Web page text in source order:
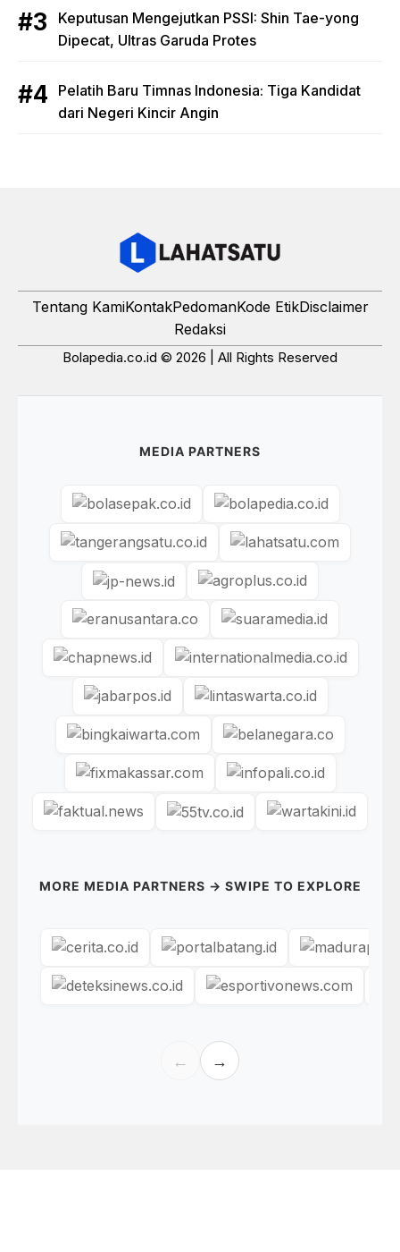
Keputusan Mengejutkan PSSI: Shin Tae-yong
Dipecat, Ultras Garuda Protes
Pelatih Baru Timnas Indonesia: Tiga Kandidat
dari Negeri Kincir Angin
Tentang KamiKontakPedomanKode EtikDisclaimer
Redaksi
Bolapedia.co.id © 2026 | All Rights Reserved
MEDIA PARTNERS
MORE MEDIA PARTNERS → SWIPE TO EXPLORE
← →